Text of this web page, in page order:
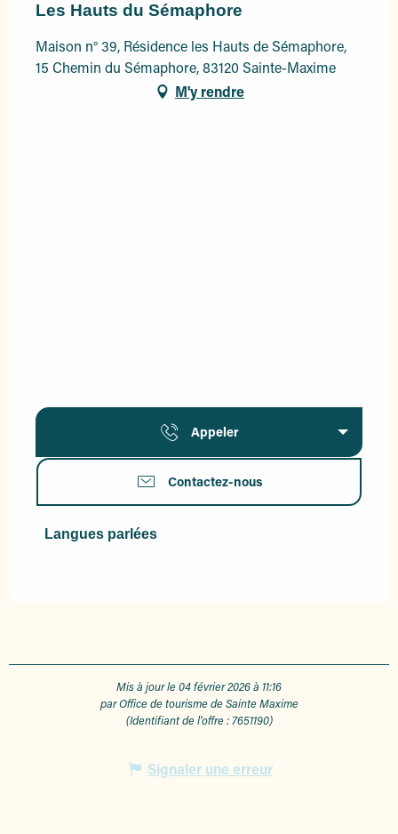
Les Hauts du Sémaphore
Maison n° 39, Résidence les Hauts de Sémaphore,
15 Chemin du Sémaphore, 83120 Sainte-Maxime
M'y rendre
Appeler
Contactez-nous
Langues parlées
Langues parlées
Mis à jour le 04 février 2026 à 11:16
par Office de tourisme de Sainte Maxime
(Identifiant de l'offre : 7651190)
Signaler une erreur